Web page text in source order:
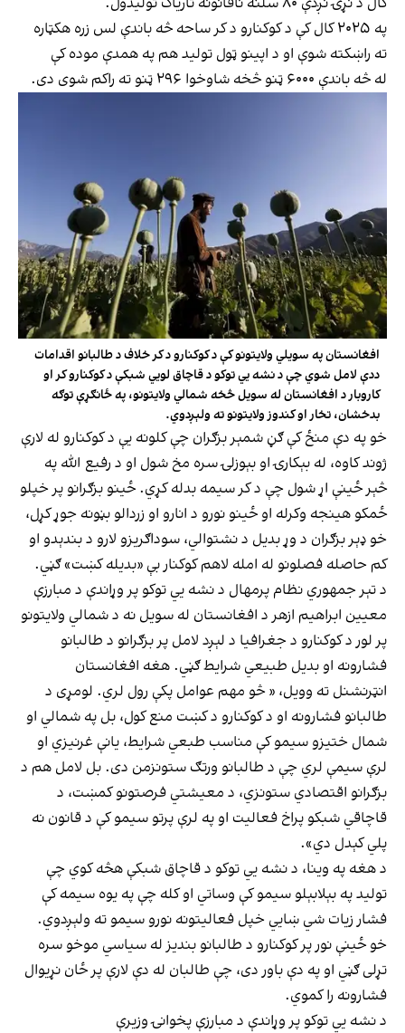
په ۲۰۲۵ کال کې د کوکنارو د کر ساحه څه باندې لس زره هکټاره
ته راښکته شوې او د اپینو ټول تولید هم په همدې موده کې
له څه باندې ۶۰۰۰ ټنو څخه شاوخوا ۲۹۶ ټنو ته راکم شوی دی.
افغانستان په سویلي ولایتونو کې د کوکنارو د کر خلاف د طالبانو اقدامات
ددې لامل شوي چې د نشه يي توکو د قاچاق لويي شبکې د کوکنارو کر او
کاروبار د افغانستان له سویل څخه شمالي ولایتونو، په ځانګړې توګه
بدخشان، تخار او کندوز ولایتونو ته ولېږدوي.
خو په دې منځ کې ګڼ شمېر بزګران چې کلونه یې د کوکنارو له لارې
ژوند کاوه، له بېکارۍ او بېوزلۍ سره مخ شول او د رفیع الله په
څېر ځینې اړ شول چې د کر سیمه بدله کړي. ځینو بزګرانو پر خپلو
ځمکو هینجه وکرله او ځینو نورو د انارو او زردالو بڼونه جوړ کړل،
خو ډېر بزګران د وړ بدیل د نشتوالي، سوداګریزو لارو د بندېدو او
کم حاصله فصلونو له امله لاهم کوکنار بې «بدیله کښت» ګڼي.
د تېر جمهوري نظام پرمهال د نشه يي توکو پر وړاندې د مبارزې
معیین ابراهیم ازهر د افغانستان له سویل نه د شمالي ولایتونو
پر لور د کوکنارو د جغرافیا د لېږد لامل پر بزګرانو د طالبانو
فشارونه او بدیل طبیعي شرایط ګڼي. هغه افغانستان
انټرنشنل ته وویل، « څو مهم عوامل پکې رول لري. لومړی د
طالبانو فشارونه او د کوکنارو د کښت منع کول، بل په شمالي او
شمال ختیزو سیمو کې مناسب طبعي شرایط، یانې غرنیزي او
لرې سیمې لري چې د طالبانو ورتګ ستونزمن دی. بل لامل هم د
بزګرانو اقتصادي ستونزي، د معیشتي فرصتونو کمښت، د
قاچاقي شبکو پراخ فعالیت او په لرې پرتو سیمو کې د قانون نه
پلي کېدل دي».
د هغه په وینا، د نشه يي توکو د قاچاق شبکې هڅه کوي چې
تولید په بېلابېلو سیمو کې وساتي او کله چې په یوه سیمه کې
فشار زیات شي ښايي خپل فعالیتونه نورو سیمو ته ولېږدوي.
خو ځینې نور پر کوکنارو د طالبانو بندیز له سیاسي موخو سره
تړلی ګڼي او په دې باور دی، چې طالبان له دې لارې پر ځان نړیوال
فشارونه را کموي.
د نشه يي توکو پر وړاندې د مبارزې پخوانۍ وزیرې